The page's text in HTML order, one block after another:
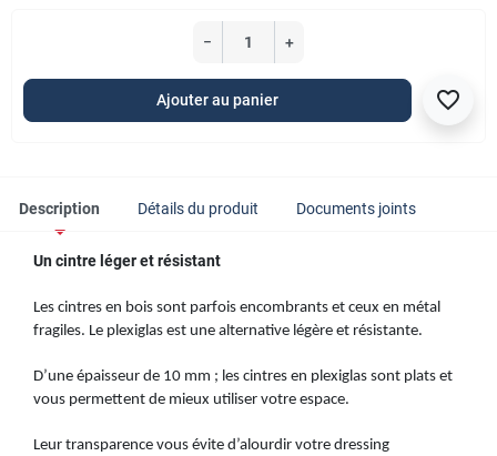
− +
Ajouter au panier favorite_border
Description Détails du produit Documents joints
Un cintre léger et résistant
Les cintres en bois sont parfois encombrants et ceux en métal
fragiles. Le plexiglas est une alternative légère et résistante.
D’une épaisseur de 10 mm ; les cintres en plexiglas sont plats et
vous permettent de mieux utiliser votre espace.
Leur transparence vous évite d’alourdir votre dressing